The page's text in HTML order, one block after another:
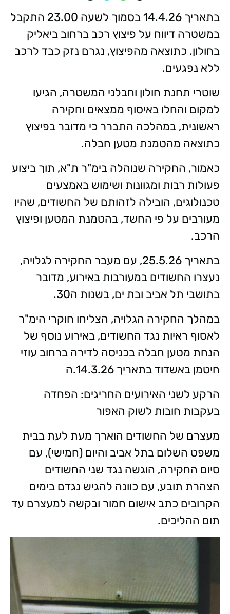
בתאריך 14.4.26 בסמוך לשעה 23.00 התקבל
במשטרה דיווח על פיצוץ רכב ברחוב ביאליק
בחולון. כתוצאה מהפיצוץ, נגרם נזק כבד לרכב
ללא נפגעים.
שוטרי תחנת חולון וחבלני המשטרה, הגיעו
למקום והחלו באיסוף ממצאים וחקירה
ראשונית, במהלכה התברר כי מדובר בפיצוץ
כתוצאה מהטמנת מטען חבלה.
כאמור, החקירה שנוהלה בימ"ר ת"א, תוך ביצוע
פעולות רבות ומגוונות ושימוש באמצעים
טכנולוגים, הובילה לזהותם של החשודים, שהיו
מעורבים על פי החשד, בהטמנת המטען ופיצוץ
הרכב.
בתאריך 25.5.26, עם מעבר החקירה לגלויה,
נעצרו החשודים במעורבות באירוע, מדובר
בתושבי תל אביב ובת ים, בשנות ה30.
במהלך החקירה הגלויה, הצליחו חוקרי הימ"ר
לאסוף ראיות נגד החשודים, באירוע נוסף של
הנחת מטען חבלה בכניסה לדירה ברחוב עוזי
חיטמן באשדוד בתאריך 14.3.26.ה
הרקע לשני האירועים החריגים: הפחדה
בעקבות חובות לשוק האפור
מעצרם של החשודים הוארך מעת לעת בבית
משפט השלום בתל אביב והיום (חמישי), עם
סיום החקירה, הוגשה נגד שני החשודים
הצהרת תובע, עם כוונה להגיש נגדם בימים
הקרובים כתב אישום חמור ובקשה למעצרם עד
תום ההליכים.